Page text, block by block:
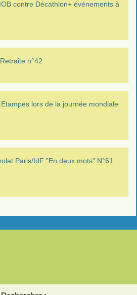
contre Décathlon+ évènements à
n°42
lors de la journée mondiale
Paris/IdF "En deux mots" N°61